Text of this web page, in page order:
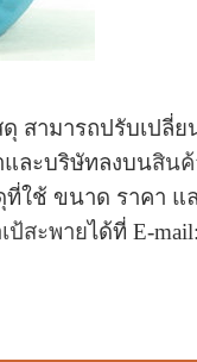
สามารถปรับเปลี่ย
และบริษัทลงบนสินค้
ที่ใช้ ขนาด ราคา แ
ป้สะพายได้ที่ E-